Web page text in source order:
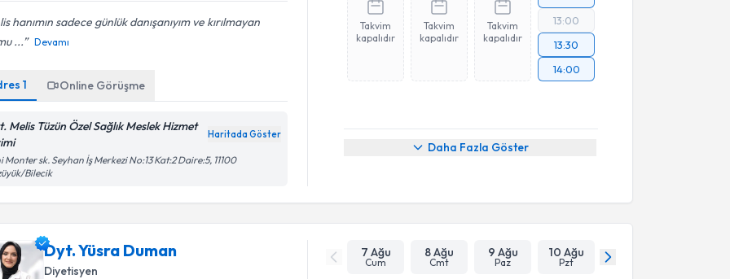
hanımın sadece günlük danışanıyım ve kırılmayan
...
Devamı
1 Online Görüşme
Melis Tüzün Özel Sağlık Meslek Hizmet
Haritada Göster
Monter sk. Seyhan İş Merkezi No:13 Kat:2 Daire:5, 11100
Bilecik
Takvim
kapalıdır
Takvim
kapalıdır
Takvim
kapalıdır
13:00
13:30
14:00
Daha Fazla Göster
Dyt. Yüsra Duman
Diyetisyen
7 Ağu
Cum
8 Ağu
Cmt
9 Ağu
Paz
10 Ağu
Pzt